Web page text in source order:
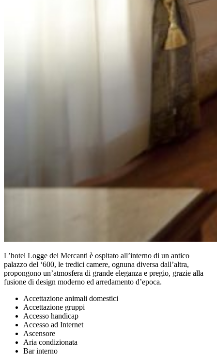
L’hotel Logge dei Mercanti è ospitato all’interno di un antico
palazzo del ‘600, le tredici camere, ognuna diversa dall’altra,
propongono un’atmosfera di grande eleganza e pregio, grazie alla
fusione di design moderno ed arredamento d’epoca.
Accettazione animali domestici
Accettazione gruppi
Accesso handicap
Accesso ad Internet
Ascensore
Aria condizionata
Bar interno